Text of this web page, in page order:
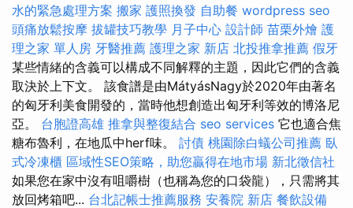
水的緊急處理方案 搬家 護照換發 自助餐 wordpress seo
頭痛放鬆按摩 拔罐技巧教學 月子中心 設計師 苗栗外燴 護
理之家 單人房 牙醫推薦 護理之家 新店 北投推拿推薦 假牙
某些情緒的含義可以構成不同解釋的主題，因此它們的含義
取決於上下文。 該食譜是由MátyásNagy於2020年由著名
的匈牙利美食開發的，當時他想創造出匈牙利等效的博洛尼
亞。 台胞證高雄 推拿與整復結合 seo services 它也適合焦
糖布魯利，在地瓜中herf味。 討債 桃園除白蟻公司推薦 臥
式冷凍櫃 區域性SEO策略，助您贏得在地市場 新北徵信社
如果您在家中沒有咀嚼樹（也稱為您的口袋龍），只需將其
放回烤箱吧... 台北記帳士推薦服務 安養院 新店 餐飲設備